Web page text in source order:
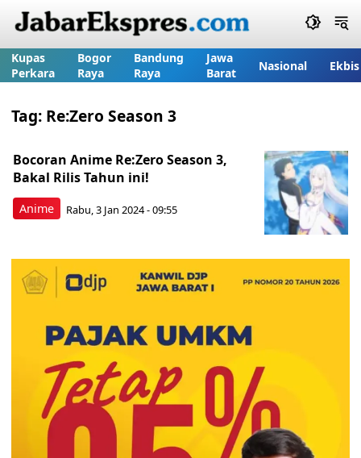
Kupas
Perkara
Bogor
Raya
Bandung
Raya
Jawa
Barat
Nasional Ekbis
Tag: Re:Zero Season 3
Anime
Bocoran Anime Re:Zero Season 3,
Bakal Rilis Tahun ini!
Rabu, 3 Jan 2024 - 09:55